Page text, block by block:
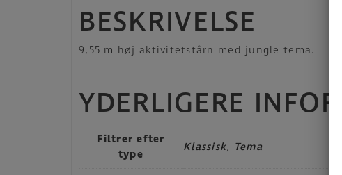
BESKRIVELSE
9,55 m høj aktivitetstårn med jungle tema.
YDERLIGERE
Filtrer efter
type
Klassisk, Tema